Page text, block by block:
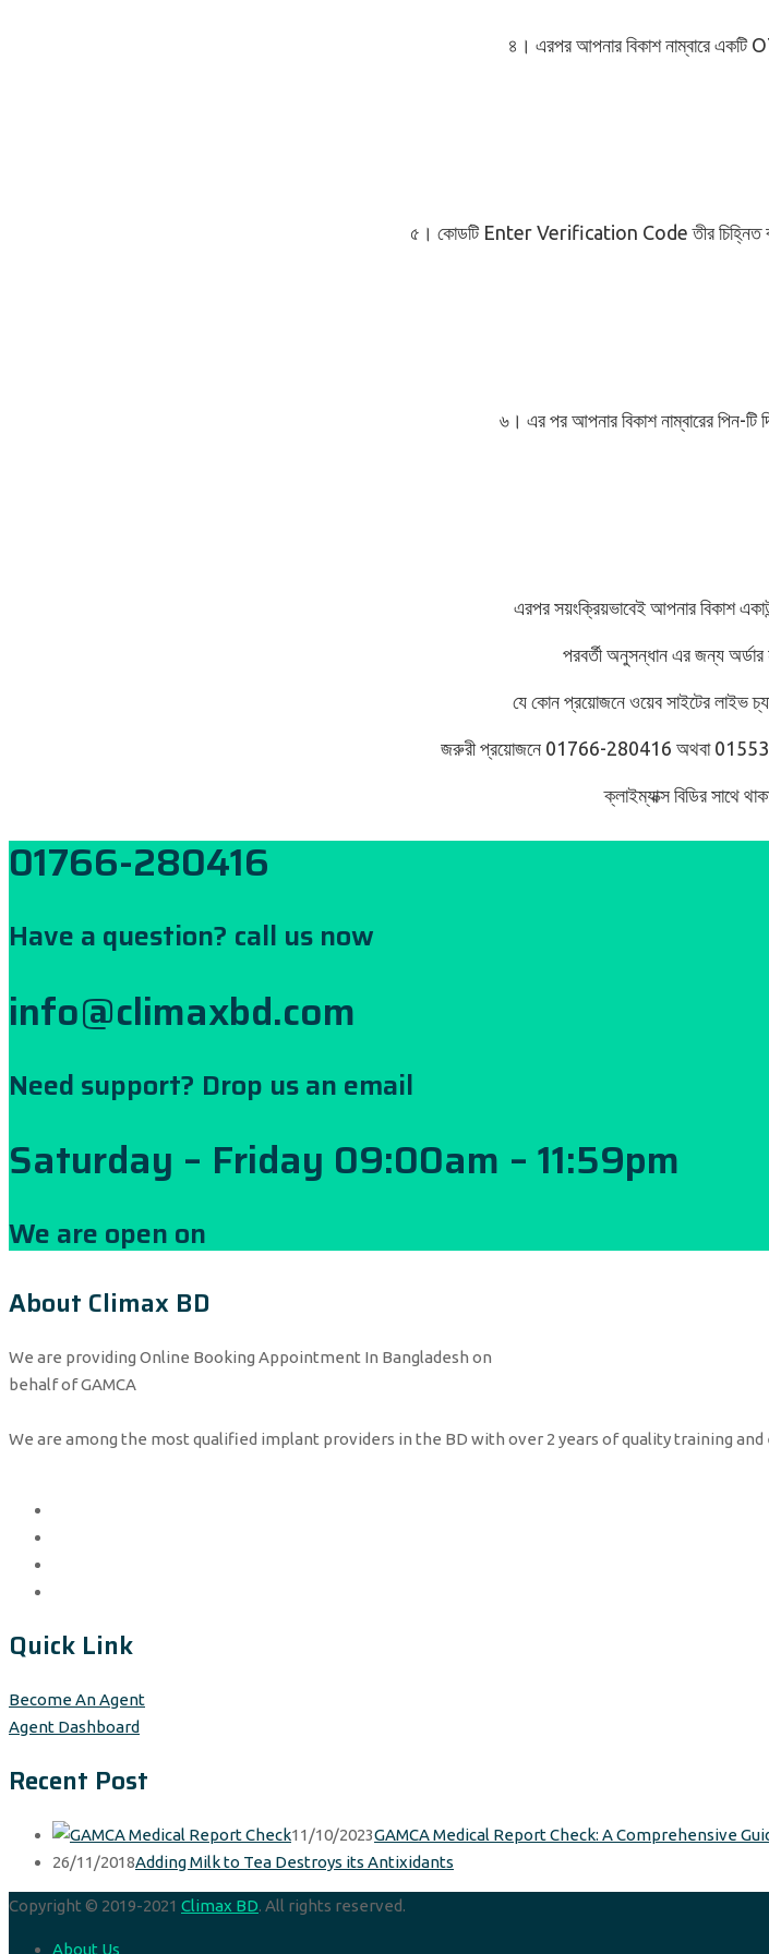
৪। এরপর আপনার বিকাশ নাম্বারে একটি
৫। কোডটি Enter Verification Code তীর চিহ্নিত
৬। এর পর আপনার বিকাশ নাম্বারের পিন-
এরপর সয়ংক্রিয়ভাবেই আপনার বিকাশ
পরবর্তী অনুসন্ধান এর জন্য অর্ডার
যে কোন প্রয়োজনে ওয়েব সাইটের লাইভ
জরুরী প্রয়োজনে 01766-280416 অথবা
ক্লাইম্যাক্স বিডির সাথে
01766-280416
Have a question? call us now
info@climaxbd.com
Need support? Drop us an email
Saturday – Friday 09:00am – 11:59pm
We are open on
About Climax BD
We are providing Online Booking Appointment In Bangladesh on
behalf of GAMCA
We are among the most qualified implant providers in the BD with over 2 years of quality training and
Quick Link
Become An Agent
Agent Dashboard
Recent Post
11/10/2023GAMCA Medical Report Check: A Comprehensive
26/11/2018Adding Milk to Tea Destroys its Antixidants
Copyright © 2019-2021 Climax BD. All rights reserved.
About Us